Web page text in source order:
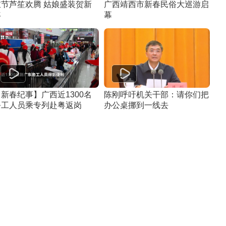
芦笙欢腾 姑娘盛装贺新
广西靖西市新春民俗大巡游启
幕
春纪事】广西近1300名
人员乘专列赴粤返岗
陈刚呼吁机关干部：请你们把
办公桌挪到一线去